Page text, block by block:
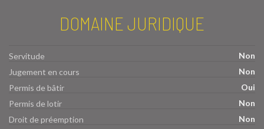
DOMAINE JURIDIQUE
Servitude
Non
Jugement en cours
Non
Permis de bâtir
Oui
Permis de lotir
Non
Droit de préemption
Non